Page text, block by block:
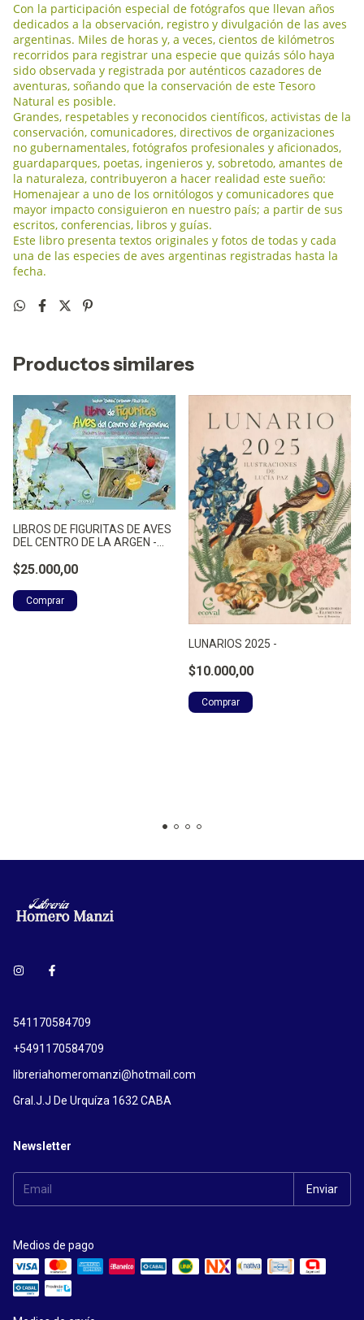
Con la participación especial de fotógrafos que llevan años
dedicados a la observación, registro y divulgación de las aves
argentinas. Miles de horas y, a veces, cientos de kilómetros
recorridos para registrar una especie que quizás sólo haya
sido observada y registrada por auténticos cazadores de
aventuras, soñando que la conservación de este Tesoro
Natural es posible.
Grandes, respetables y reconocidos científicos, activistas de la
conservación, comunicadores, directivos de organizaciones
no gubernamentales, fotógrafos profesionales y aficionados,
guardaparques, poetas, ingenieros y, sobretodo, amantes de
la naturaleza, contribuyeron a hacer realidad este sueño:
Homenajear a uno de los ornitólogos y comunicadores que
mayor impacto consiguieron en nuestro país; a partir de sus
escritos, conferencias, libros y guías.
Este libro presenta textos originales y fotos de todas y cada
una de las especies de aves argentinas registradas hasta la
fecha.
Productos similares
LIBROS DE FIGURITAS DE AVES
DEL CENTRO DE LA ARGEN -
$25.000,00
LUNARIOS 2025 -
$10.000,00
541170584709
+5491170584709
libreriahomeromanzi@hotmail.com
Gral.J.J De Urquíza 1632 CABA
Newsletter
Medios de pago